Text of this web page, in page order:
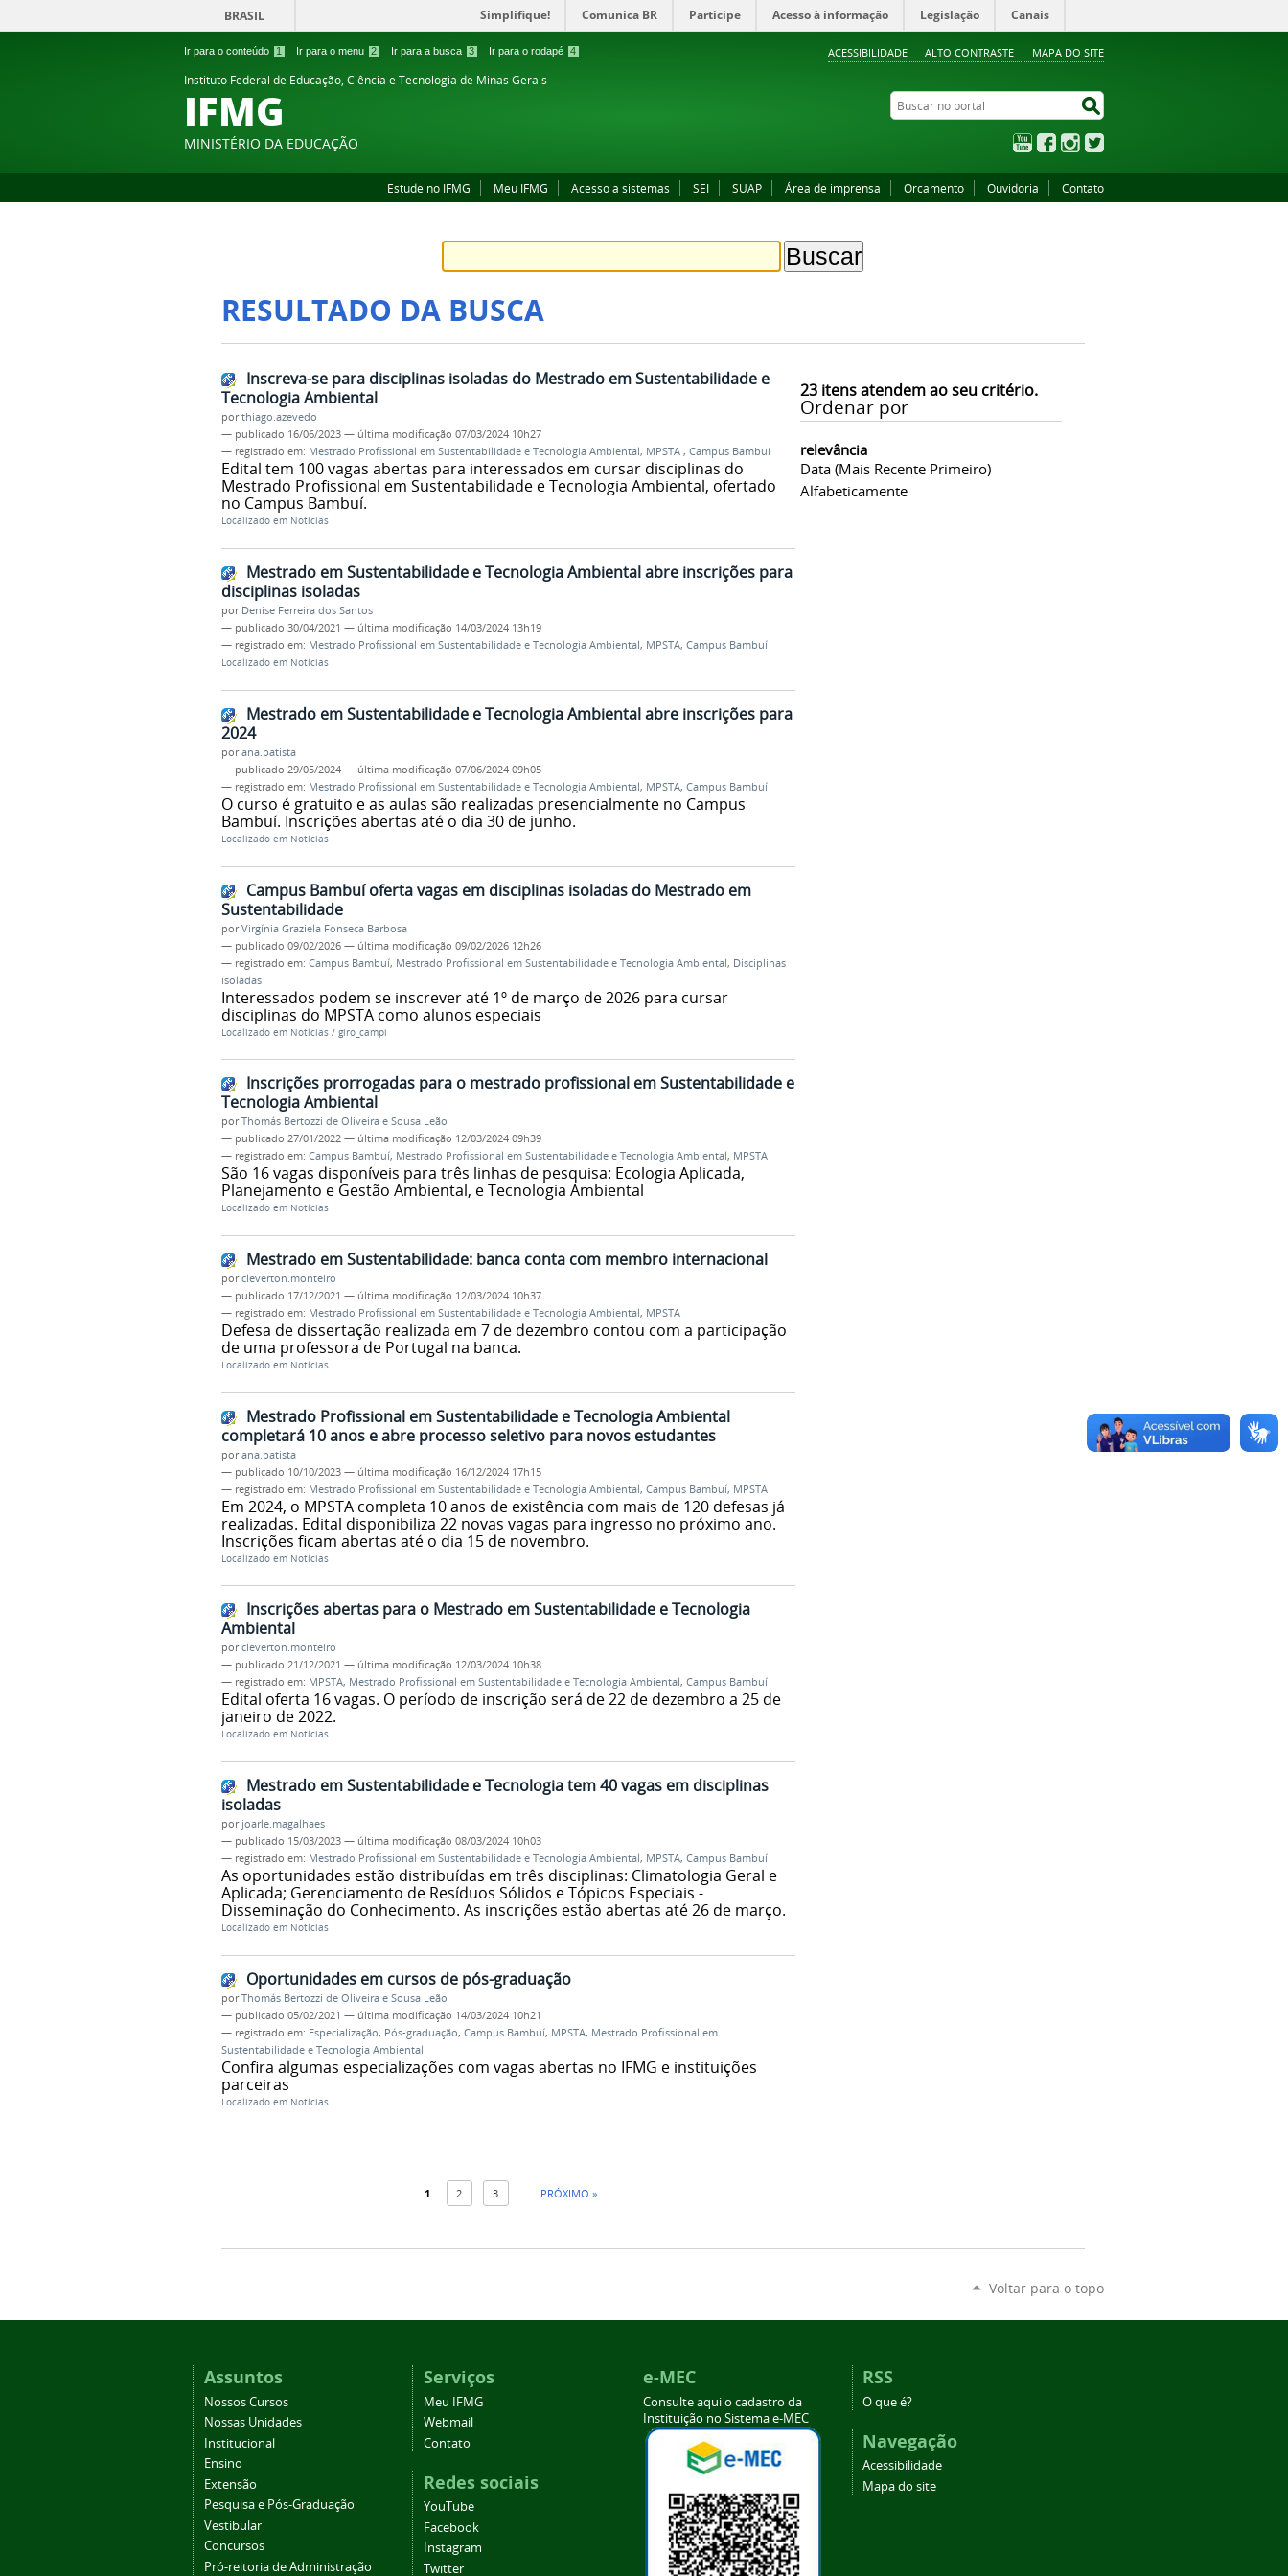
Ir para o conteúdo 1 Ir para o menu 2 Ir para a busca 3 Ir para o rodapé 4 ACESSIBILIDADE ALTO CONTRASTE MAPA DO SITE
BRASIL Simplifique! Comunica BR Participe Acesso à informação Legislação Canais
Instituto Federal de Educação, Ciência e Tecnologia de Minas Gerais
IFMG
MINISTÉRIO DA EDUCAÇÃO
Buscar no portal
YouTubeFacebookInstagram
Estude no IFMG Meu IFMG Acesso a sistemas SEI SUAP Área de imprensa Orcamento Ouvidoria Contato
RESULTADO DA BUSCA
23itens atendem ao seu critério.
Ordenar por
relevância
Data (mais Recente Primeiro)
Alfabeticamente
Inscreva-se para disciplinas isoladas do Mestrado em Sustentabilidade e
Tecnologia Ambiental
porthiago.azevedo
— publicado 16/06/2023 — última modificação 07/03/2024 10h27
— registrado em: Mestrado Profissional em Sustentabilidade e Tecnologia Ambiental, MPSTA , Campus Bambuí
Edital tem 100 vagas abertas para interessados em cursar disciplinas do
Mestrado Profissional em Sustentabilidade e Tecnologia Ambiental, ofertado
no Campus Bambuí.
Localizado em Notícias
Mestrado em Sustentabilidade e Tecnologia Ambiental abre inscrições para
disciplinas isoladas
por Denise Ferreira dos Santos
— publicado 30/04/2021 — última modificação 14/03/2024 13h19
— registrado em: Mestrado Profissional em Sustentabilidade e Tecnologia Ambiental, MPSTA, Campus Bambuí
Localizado em Notícias
Mestrado em Sustentabilidade e Tecnologia Ambiental abre inscrições para
2024
porana.batista
— publicado 29/05/2024 — última modificação 07/06/2024 09h05
— registrado em: Mestrado Profissional em Sustentabilidade e Tecnologia Ambiental, MPSTA, Campus Bambuí
O curso é gratuito e as aulas são realizadas presencialmente no Campus
Bambuí. Inscrições abertas até o dia 30 de junho.
Localizado em Notícias
Campus Bambuí oferta vagas em disciplinas isoladas do Mestrado em
Sustentabilidade
porVirgínia Graziela Fonseca Barbosa
— publicado 09/02/2026 — última modificação 09/02/2026 12h26
— registrado em: Campus Bambuí, Mestrado Profissional em Sustentabilidade e Tecnologia Ambiental, Disciplinas
isoladas
Interessados podem se inscrever até 1º de março de 2026 para cursar
disciplinas do MPSTA como alunos especiais
Localizado em Notícias / giro_campi
Inscrições prorrogadas para o mestrado profissional em Sustentabilidade e
Tecnologia Ambiental
porThomás Bertozzi de Oliveira e Sousa Leão
— publicado 27/01/2022 — última modificação 12/03/2024 09h39
— registrado em: Campus Bambuí, Mestrado Profissional em Sustentabilidade e Tecnologia Ambiental, MPSTA
São 16 vagas disponíveis para três linhas de pesquisa: Ecologia Aplicada,
Planejamento e Gestão Ambiental, e Tecnologia Ambiental
Localizado em Notícias
Mestrado em Sustentabilidade: banca conta com membro internacional
porcleverton.monteiro
— publicado 17/12/2021 — última modificação 12/03/2024 10h37
— registrado em: Mestrado Profissional em Sustentabilidade e Tecnologia Ambiental, MPSTA
Defesa de dissertação realizada em 7 de dezembro contou com a participação
de uma professora de Portugal na banca.
Localizado em Notícias
Mestrado Profissional em Sustentabilidade e Tecnologia Ambiental
completará 10 anos e abre processo seletivo para novos estudantes
porana.batista
— publicado 10/10/2023 — última modificação 16/12/2024 17h15
— registrado em: Mestrado Profissional em Sustentabilidade e Tecnologia Ambiental, Campus Bambuí, MPSTA
Em 2024, o MPSTA completa 10 anos de existência com mais de 120 defesas já
realizadas. Edital disponibiliza 22 novas vagas para ingresso no próximo ano.
Inscrições ficam abertas até o dia 15 de novembro.
Localizado em Notícias
Inscrições abertas para o Mestrado em Sustentabilidade e Tecnologia
Ambiental
porcleverton.monteiro
— publicado 21/12/2021 — última modificação 12/03/2024 10h38
— registrado em: MPSTA, Mestrado Profissional em Sustentabilidade e Tecnologia Ambiental, Campus Bambuí
Edital oferta 16 vagas. O período de inscrição será de 22 de dezembro a 25 de
janeiro de 2022.
Localizado em Notícias
Mestrado em Sustentabilidade e Tecnologia tem 40 vagas em disciplinas
isoladas
por joarle.magalhaes
— publicado 15/03/2023 — última modificação 08/03/2024 10h03
— registrado em: Mestrado Profissional em Sustentabilidade e Tecnologia Ambiental, MPSTA, Campus Bambuí
As oportunidades estão distribuídas em três disciplinas: Climatologia Geral e
Aplicada; Gerenciamento de Resíduos Sólidos e Tópicos Especiais -
Disseminação do Conhecimento. As inscrições estão abertas até 26 de março.
Localizado em Notícias
Oportunidades em cursos de pós-graduação
porThomás Bertozzi de Oliveira e Sousa Leão
— publicado 05/02/2021 — última modificação 14/03/2024 10h21
— registrado em: Especialização, Pós-graduação, Campus Bambuí, MPSTA, Mestrado Profissional em
Sustentabilidade e Tecnologia Ambiental
Confira algumas especializações com vagas abertas no IFMG e instituições
parceiras
Localizado em Notícias
1 2 3 PRÓXIMO »
Voltar para o topo
Assuntos
Nossos Cursos
Nossas Unidades
Institucional
Ensino
Extensão
Pesquisa e Pós-Graduação
Vestibular
Concursos
Pró-reitoria de Administração
Serviços
Meu IFMG
Webmail
Contato
Redes sociais
YouTube
Facebook
Instagram
Twitter
e-MEC
Consulte aqui o cadastro da
Instituição no Sistema e-MEC
RSS
O que é?
Navegação
Acessibilidade
Mapa do site